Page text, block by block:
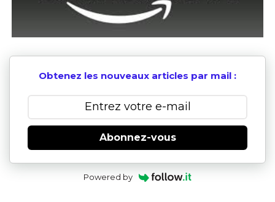
Obtenez les nouveaux articles par mail :
Abonnez-vous
Powered by